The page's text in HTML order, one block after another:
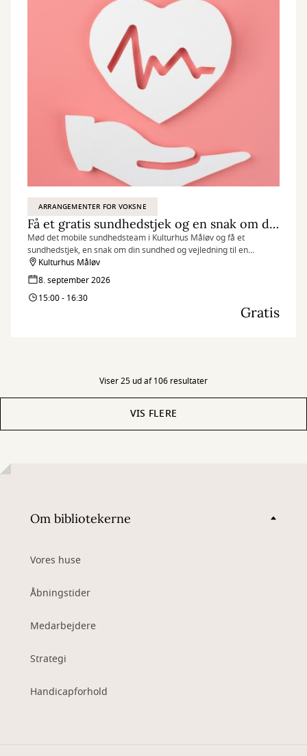
ARRANGEMENTER FOR VOKSNE
Få et gratis sundhedstjek og en snak om dit helbred
Mød det mobile sundhedsteam i Kulturhus Måløv og få et
sundhedstjek, en snak om din sundhed og vejledning til en
sundere hverdag.
Kulturhus Måløv
8. september 2026
15:00 - 16:30
Gratis
Viser 25 ud af 106 resultater
VIS FLERE
Om bibliotekerne
Vores huse
Åbningstider
Medarbejdere
Strategi
Handicapforhold